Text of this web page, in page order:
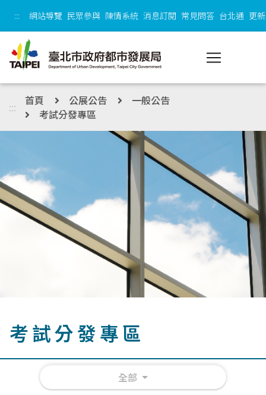
::: 網站導覽 民眾參與 陳情系統 消息訂閱 常見問答 台北通 更
::: 首頁 公展公告
一般公告
考試分發專區
考試分發專區
全部